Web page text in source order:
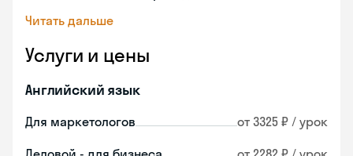
Читать дальше
Услуги и цены
Английский язык
Для маркетологов от 3325 ₽ / урок